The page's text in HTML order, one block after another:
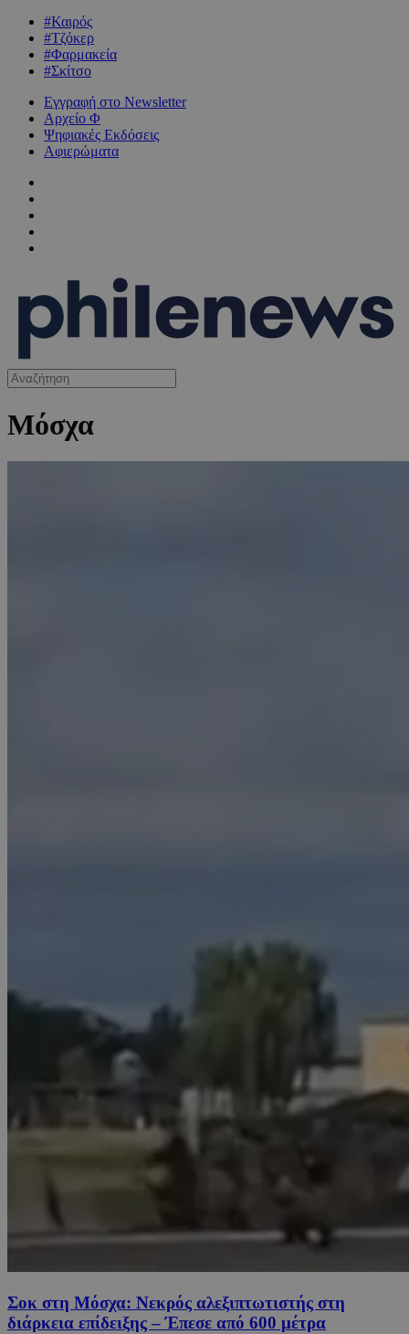
#Καιρός
#Τζόκερ
#Φαρμακεία
#Σκίτσο
Εγγραφή στο Newsletter
Αρχείο Φ
Ψηφιακές Εκδόσεις
Αφιερώματα
Μόσχα
Σοκ στη Μόσχα: Νεκρός αλεξιπτωτιστής στη
διάρκεια επίδειξης – Έπεσε από 600 μέτρα